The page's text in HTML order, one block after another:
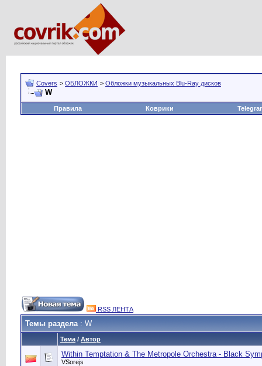
Covers > ОБЛОЖКИ > Обложки музыкальных Blu-Ray дисков
W
Правила Коврики
RSS ЛЕНТА
Темы раздела: W
Тема / Автор
Within Temptation & The Metropole Orchestra - Black
VSorejs